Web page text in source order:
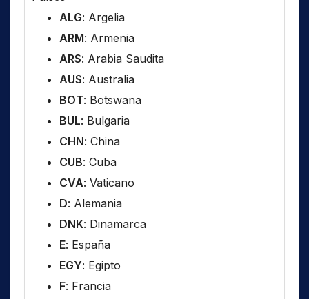
ALG: Argelia
ARM: Armenia
ARS: Arabia Saudita
AUS: Australia
BOT: Botswana
BUL: Bulgaria
CHN: China
CUB: Cuba
CVA: Vaticano
D: Alemania
DNK: Dinamarca
E: España
EGY: Egipto
F: Francia